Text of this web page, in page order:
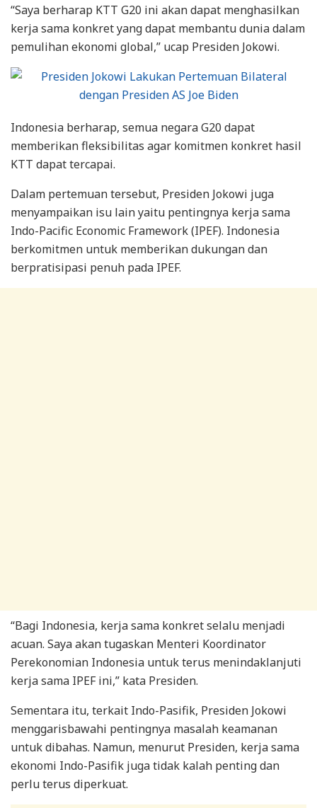
“Saya berharap KTT G20 ini akan dapat menghasilkan
kerja sama konkret yang dapat membantu dunia dalam
pemulihan ekonomi global,” ucap Presiden Jokowi.
Indonesia berharap, semua negara G20 dapat
memberikan fleksibilitas agar komitmen konkret hasil
KTT dapat tercapai.
Dalam pertemuan tersebut, Presiden Jokowi juga
menyampaikan isu lain yaitu pentingnya kerja sama
Indo-Pacific Economic Framework (IPEF). Indonesia
berkomitmen untuk memberikan dukungan dan
berpratisipasi penuh pada IPEF.
“Bagi Indonesia, kerja sama konkret selalu menjadi
acuan. Saya akan tugaskan Menteri Koordinator
Perekonomian Indonesia untuk terus menindaklanjuti
kerja sama IPEF ini,” kata Presiden.
Sementara itu, terkait Indo-Pasifik, Presiden Jokowi
menggarisbawahi pentingnya masalah keamanan
untuk dibahas. Namun, menurut Presiden, kerja sama
ekonomi Indo-Pasifik juga tidak kalah penting dan
perlu terus diperkuat.